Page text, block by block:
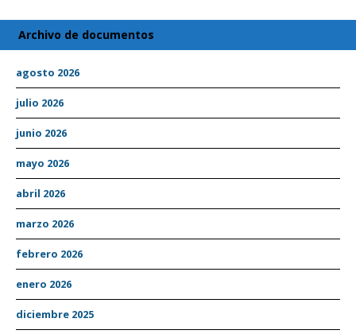
Archivo de documentos
agosto 2026
julio 2026
junio 2026
mayo 2026
abril 2026
marzo 2026
febrero 2026
enero 2026
diciembre 2025